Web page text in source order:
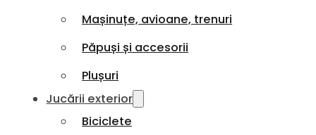
Mașinuțe, avioane, trenuri
Păpuși și accesorii
Plușuri
Jucării exterior
Biciclete